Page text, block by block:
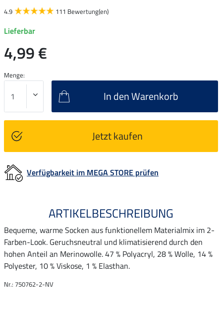
4.9 111 Bewertung(en)
Lieferbar
4,99 €
Menge:
In den Warenkorb
Jetzt kaufen
Verfügbarkeit im MEGA STORE prüfen
ARTIKELBESCHREIBUNG
Bequeme, warme Socken aus funktionellem Materialmix im 2-
Farben-Look. Geruchsneutral und klimatisierend durch den
hohen Anteil an Merinowolle. 47 % Polyacryl, 28 % Wolle, 14 %
Polyester, 10 % Viskose, 1 % Elasthan.
Nr.: 750762-2-NV